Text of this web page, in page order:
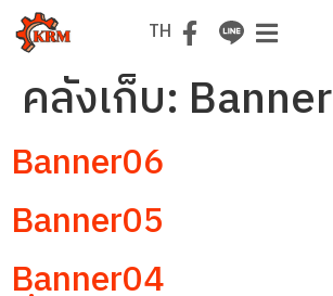
TH
EN
คลังเก็บ: Banner
Banner06
Banner05
Bฺanner04